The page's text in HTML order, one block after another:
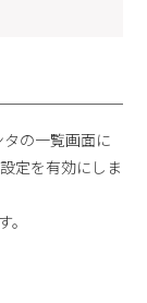
の一覧画面に
定を有効にしま